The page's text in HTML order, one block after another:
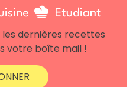
les dernières recettes
votre boîte mail !